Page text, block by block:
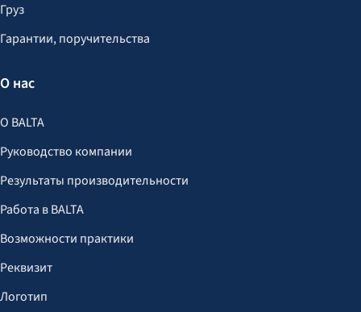
Груз
Гарантии, поручительства
О нас
О BALTA
Руководство компании
Результаты производительности
Работа в BALTA
Возможности практики
Реквизит
Логотип